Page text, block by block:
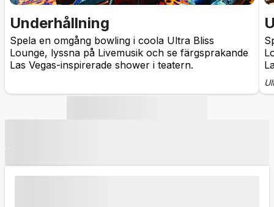
Underhållning
Spela en omgång bowling i coola Ultra Bliss
Lounge, lyssna på Livemusik och se färgsprakande
Las Vegas-inspirerade shower i teatern.